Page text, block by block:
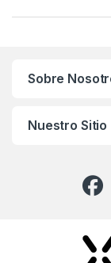
Sobre
Nuestro Sitio